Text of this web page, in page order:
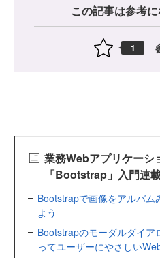
この記事は参考
1
業務Webアプリケーシ
「Bootstrap」入門連
Bootstrapで画像をアルバム
よう
Bootstrapのモーダルダイア
ってユーザーにやさしい